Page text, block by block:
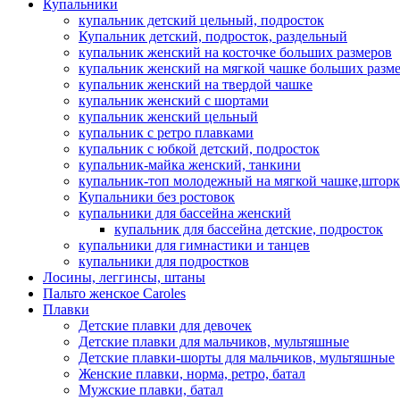
Купальники
купальник детский цельный, подросток
Купальник детский, подросток, раздельный
купальник женский на косточке больших размеров
купальник женский на мягкой чашке больших
купальник женский на твердой чашке
купальник женский с шортами
купальник женский цельный
купальник с ретро плавками
купальник с юбкой детский, подросток
купальник-майка женский, танкини
купальник-топ молодежный на мягкой
Купальники без ростовок
купальники для бассейна женский
купальник для бассейна детские, подросток
купальники для гимнастики и танцев
купальники для подростков
Лосины, леггинсы, штаны
Пальто женское Caroles
Плавки
Детские плавки для девочек
Детские плавки для мальчиков, мультяшные
Детские плавки-шорты для мальчиков, мультяшные
Женские плавки, норма, ретро, батал
Мужские плавки, батал